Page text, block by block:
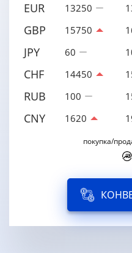
EUR 13250
GBP 15750
JPY 60
CHF 14450
RUB 100
CNY 1620
покупка/